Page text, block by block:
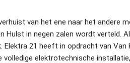
van het ene naar het andere
Hulst in negen zalen wordt verteld.
21 heeft in opdracht van
volledige elektrotechnische